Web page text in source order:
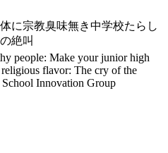
に宗教臭味無き中学校たらし
絶叫
people: Make your junior high
flavor: The cry of the
Innovation Group